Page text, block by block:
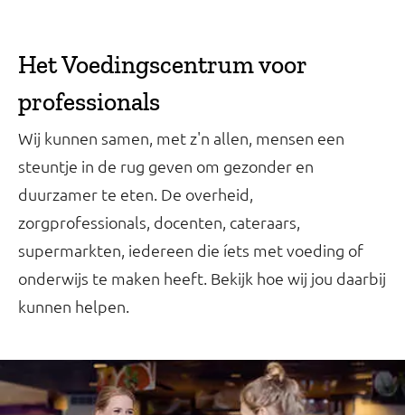
Het Voedingscentrum voor
professionals
Wij kunnen samen, met z'n allen, mensen een
steuntje in de rug geven om gezonder en
duurzamer te eten. De overheid,
zorgprofessionals, docenten, cateraars,
supermarkten, iedereen die íets met voeding of
onderwijs te maken heeft. Bekijk hoe wij jou daarbij
kunnen helpen.